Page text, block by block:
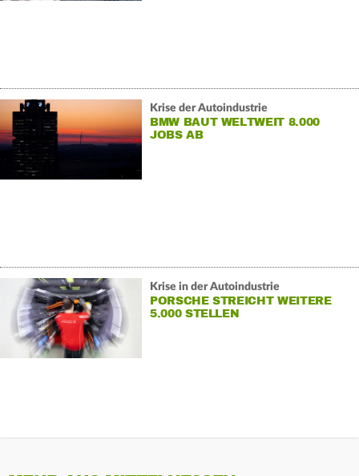
Krise der Autoindustrie
BMW BAUT WELTWEIT 8.000
JOBS AB
Krise in der Autoindustrie
PORSCHE STREICHT WEITERE
5.000 STELLEN